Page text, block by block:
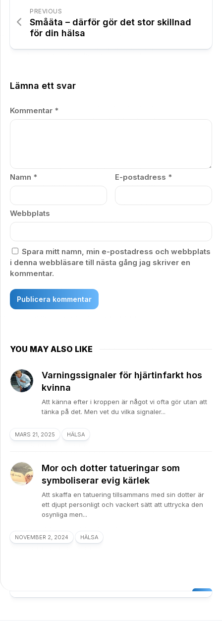
PREVIOUS
Småäta – därför gör det stor skillnad
för din hälsa
Lämna ett svar
Kommentar *
Namn * E-postadress *
Webbplats
Spara mitt namn, min e-postadress och webbplats
i denna webbläsare till nästa gång jag skriver en
kommentar.
YOU MAY ALSO LIKE
Varningssignaler för hjärtinfarkt hos
kvinna
Att känna efter i kroppen är något vi ofta gör utan att
tänka på det. Men vet du vilka signaler...
MARS 21, 2025 HÄLSA
Mor och dotter tatueringar som
symboliserar evig kärlek
Att skaffa en tatuering tillsammans med sin dotter är
ett djupt personligt och vackert sätt att uttrycka den
osynliga men...
NOVEMBER 2, 2024 HÄLSA